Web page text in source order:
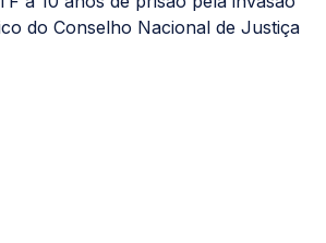
do Conselho Nacional de Justiça